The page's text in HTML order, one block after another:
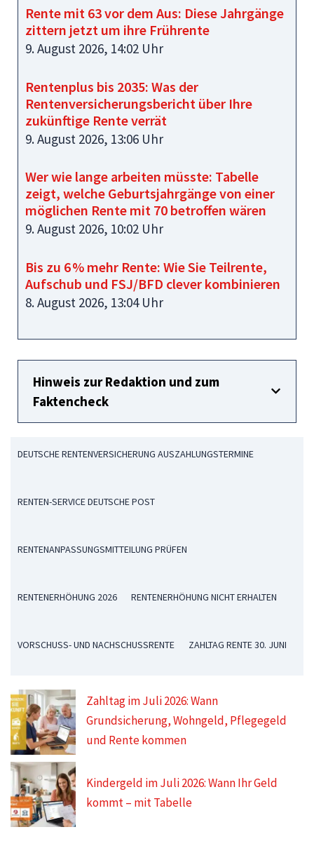
Rente mit 63 vor dem Aus: Diese Jahrgänge
zittern jetzt um ihre Frührente
9. August 2026, 14:02 Uhr
Rentenplus bis 2035: Was der
Rentenversicherungsbericht über Ihre
zukünftige Rente verrät
9. August 2026, 13:06 Uhr
Wer wie lange arbeiten müsste: Tabelle
zeigt, welche Geburtsjahrgänge von einer
möglichen Rente mit 70 betroffen wären
9. August 2026, 10:02 Uhr
Bis zu 6 % mehr Rente: Wie Sie Teilrente,
Aufschub und FSJ/BFD clever kombinieren
8. August 2026, 13:04 Uhr
Hinweis zur Redaktion und zum
Faktencheck
DEUTSCHE RENTENVERSICHERUNG AUSZAHLUNGSTERMINE
RENTEN-SERVICE DEUTSCHE POST
RENTENANPASSUNGSMITTEILUNG PRÜFEN
RENTENERHÖHUNG 2026 RENTENERHÖHUNG NICHT ERHALTEN
VORSCHUSS- UND NACHSCHUSSRENTE ZAHLTAG RENTE 30. JUNI
Zahltag im Juli 2026: Wann
Grundsicherung, Wohngeld, Pflegegeld
und Rente kommen
Kindergeld im Juli 2026: Wann Ihr Geld
kommt – mit Tabelle